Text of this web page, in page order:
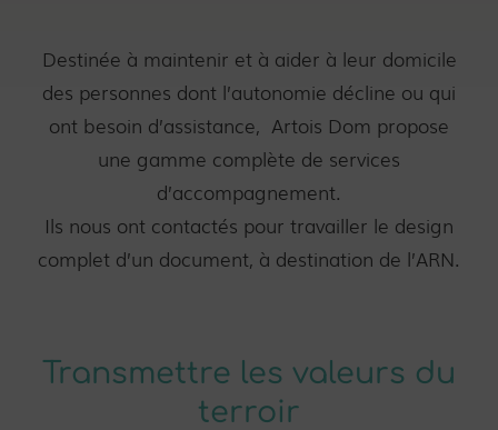
Destinée à maintenir et à aider à leur domicile
des personnes dont l’autonomie décline ou qui
ont besoin d’assistance, Artois Dom propose
une gamme complète de services
d’accompagnement.
Ils nous ont contactés pour travailler le design
complet d’un document, à destination de l’ARN.
Transmettre les valeurs du
terroir